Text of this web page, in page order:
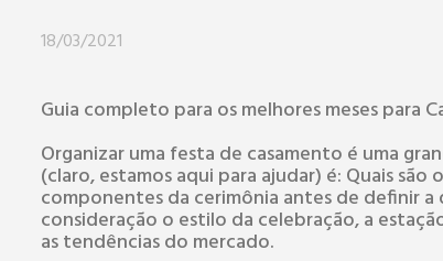
18/03/2021
Guia completo para os melhores meses para
Organizar uma festa de casamento é uma
(claro, estamos aqui para ajudar) é: Quais são
componentes da cerimônia antes de definir
consideração o estilo da celebração, a
as tendências do mercado.